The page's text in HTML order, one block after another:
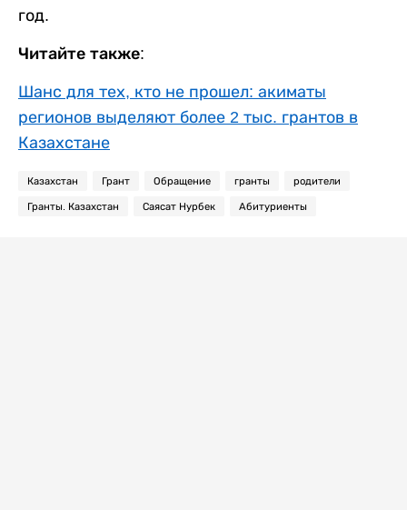
год.
Читайте также:
Шанс для тех, кто не прошел: акиматы
регионов выделяют более 2 тыс. грантов в
Казахстане
Казахстан Грант Обращение гранты родители
Гранты. Казахстан Саясат Нурбек Абитуриенты